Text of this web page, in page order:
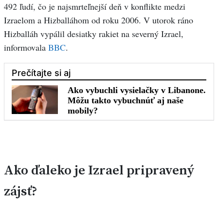
492 ľudí, čo je najsmrteľnejší deň v konflikte medzi
Izraelom a Hizballáhom od roku 2006. V utorok ráno
Hizballáh vypálil desiatky rakiet na severný Izrael,
informovala BBC.
Ako ďaleko je Izrael pripravený
zájsť?